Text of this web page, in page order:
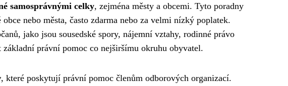
samosprávnými celky, zejména městy a obcemi. Tyto poradny
nebo města, často zdarma nebo za velmi nízký poplatek.
jako jsou sousedské spory, nájemní vztahy, rodinné právo
právní pomoc co nejširšímu okruhu obyvatel.
, které poskytují právní pomoc členům odborových organizací.